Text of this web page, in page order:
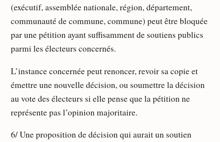
(exécutif, assemblée nationale, région, département,
communauté de commune, commune) peut être bloquée
par une pétition ayant suffisamment de soutiens publics
parmi les électeurs concernés.
L’instance concernée peut renoncer, revoir sa copie et
émettre une nouvelle décision, ou soumettre la décision
au vote des électeurs si elle pense que la pétition ne
représente pas l’opinion majoritaire.
6/ Une proposition de décision qui aurait un soutien